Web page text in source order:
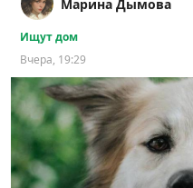
Марина Дымова
Ищут дом
Вчера, 19:29